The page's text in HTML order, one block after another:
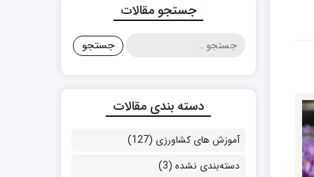
جستجو مقالات
جستجو
برای:
دسته بندی مقالات
آموزش های کشاورزی (127)
دسته‌بندی نشده (3)